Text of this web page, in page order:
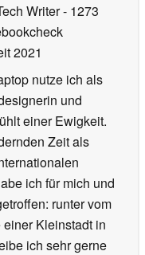
Writer- 1273
2021
nutze ich als
und
einer Ewigkeit.
Zeit als
ich für mich und
runter vom
Kleinstadt in
ich sehr gerne